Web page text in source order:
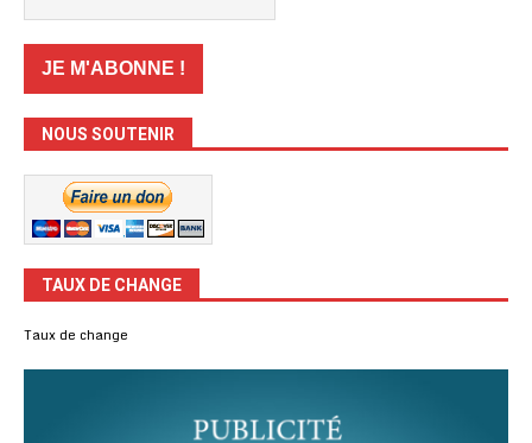
NOUS SOUTENIR
TAUX DE CHANGE
Taux de change